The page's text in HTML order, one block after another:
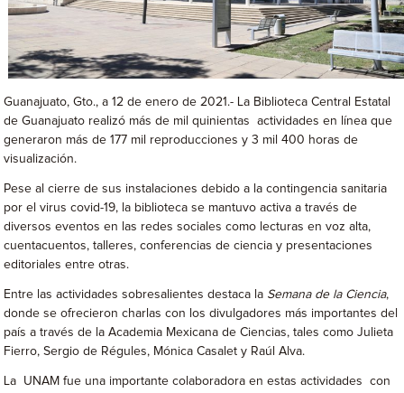
Guanajuato, Gto., a 12 de enero de 2021.- La Biblioteca Central Estatal
de Guanajuato realizó más de mil quinientas actividades en línea que
generaron más de 177 mil reproducciones y 3 mil 400 horas de
visualización.
Pese al cierre de sus instalaciones debido a la contingencia sanitaria
por el virus covid-19, la biblioteca se mantuvo activa a través de
diversos eventos en las redes sociales como lecturas en voz alta,
cuentacuentos, talleres, conferencias de ciencia y presentaciones
editoriales entre otras.
Entre las actividades sobresalientes destaca la Semana de la Ciencia,
donde se ofrecieron charlas con los divulgadores más importantes del
país a través de la Academia Mexicana de Ciencias, tales como Julieta
Fierro, Sergio de Régules, Mónica Casalet y Raúl Alva.
La UNAM fue una importante colaboradora en estas actividades con